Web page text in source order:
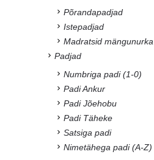
Põrandapadjad
Istepadjad
Madratsid mängunurka
Padjad
Numbriga padi (1-0)
Padi Ankur
Padi Jõehobu
Padi Täheke
Satsiga padi
Nimetähega padi (A-Z)